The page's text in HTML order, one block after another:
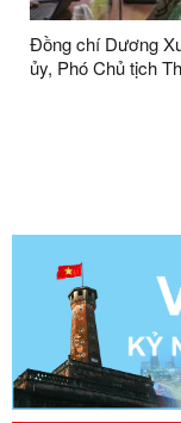
Đồng chí Dương
ủy, Phó Chủ tịch